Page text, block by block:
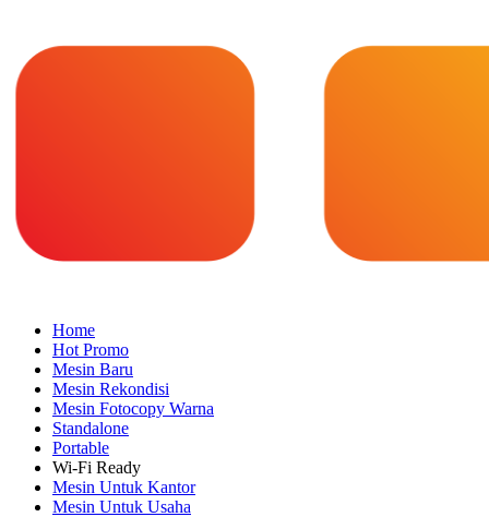
Home
Hot Promo
Mesin Baru
Mesin Rekondisi
Mesin Fotocopy Warna
Standalone
Portable
Wi-Fi Ready
Mesin Untuk Kantor
Mesin Untuk Usaha